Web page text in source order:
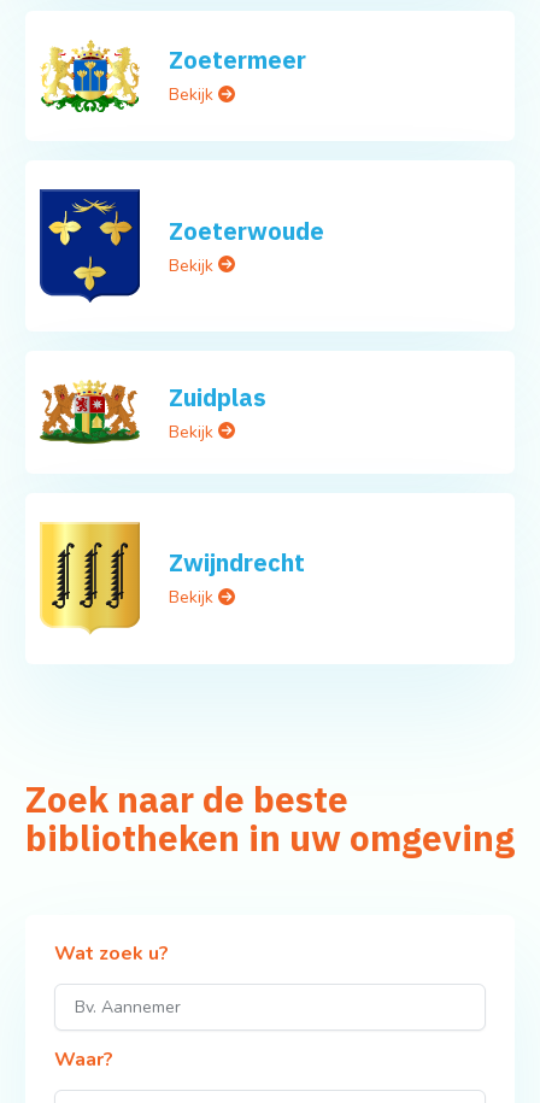
Zoetermeer
Bekijk
Zoeterwoude
Bekijk
Zuidplas
Bekijk
Zwijndrecht
Bekijk
Zoek naar de beste
bibliotheken in uw omgeving
Wat zoek u?
Waar?